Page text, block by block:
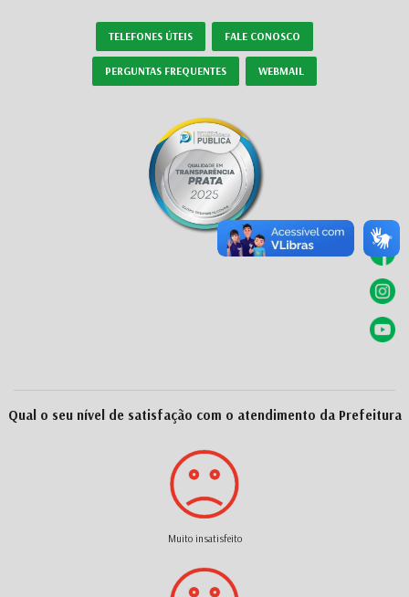
TELEFONES ÚTEIS FALE CONOSCO
PERGUNTAS FREQUENTES WEBMAIL
Qual o seu nível de satisfação com o atendimento da Prefeitura
Muito insatisfeito